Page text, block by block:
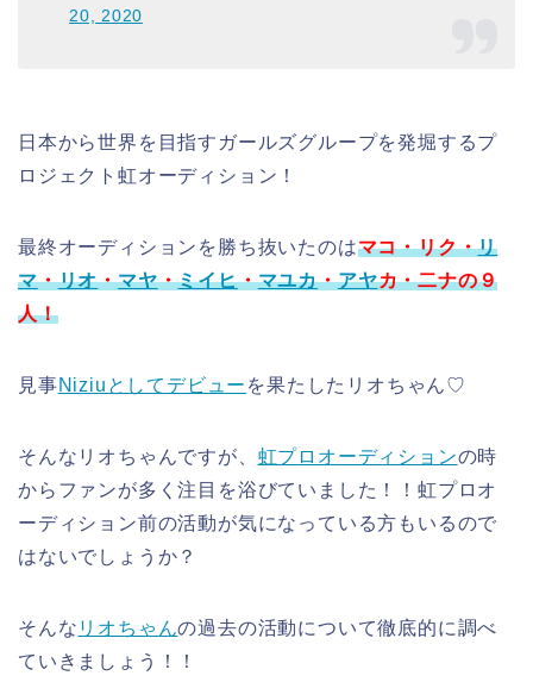
20, 2020
日本から世界を目指すガールズグループを発堀するプ
ロジェクト虹オーディション！
最終オーディションを勝ち抜いたのはマコ・リク・リ
マ・リオ・マヤ・ミイヒ・マユカ・アヤカ・二ナの９
人！
見事Niziuとしてデビュー を果たしたリオちゃん♡
そんなリオちゃんですが、 虹プロオーディションの時
からファンが多く注目を浴びていました！！虹プロオ
ーディション前の活動が気になっている方もいるので
はないでしょうか？
そんな リオちゃんの過去の活動について徹底的に調べ
ていきましょう！！